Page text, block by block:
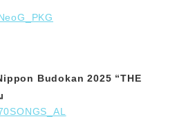
Budokan 2025 “THE